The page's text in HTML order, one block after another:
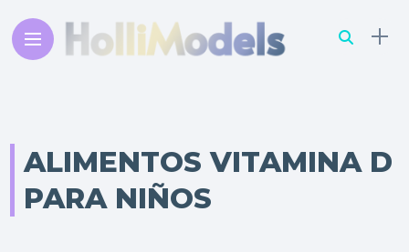
ALIMENTOS VITAMINA D
PARA NIÑOS